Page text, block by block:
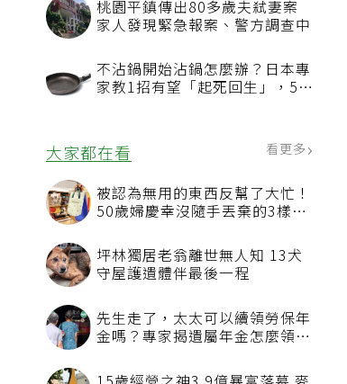
桃園平鎮傳出80多歲夫弒妻案
家人發現緊急報案、警方調查中
不沾鍋開始沾鍋怎麼辦？日本專
家教1招有望「起死回生」，5情
大家都在看
被認為無用的東西反幫了大忙！
50歲婦慶幸沒隨手丟棄的3樣物
品
坪林獨居老翁離世無人知 13犬
先生走了，太太可以續領勞保年
看順位還要看資格